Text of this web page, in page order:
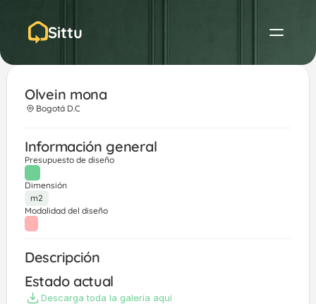
Sittu
Olvein mona
Bogotá D.C
Información general
Presupuesto de diseño
Dimensión
m2
Modalidad del diseño
Descripción
Estado actual
Descarga toda la galería aquí